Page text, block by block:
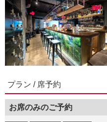
プラン / 席予約
お席のみのご予約